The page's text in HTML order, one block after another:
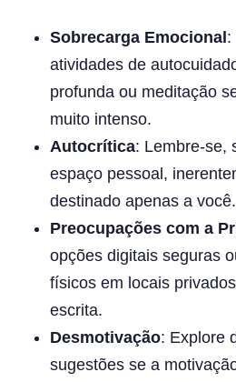
Sobrecarga Emocional :
atividades de
profunda ou meditação
muito intenso.
Autocrítica: Lembre-se,
espaço pessoal,
destinado apenas a você.
Preocupações com a
opções digitais seguras
físicos em locais
escrita.
Desmotivação: Explore
sugestões se a